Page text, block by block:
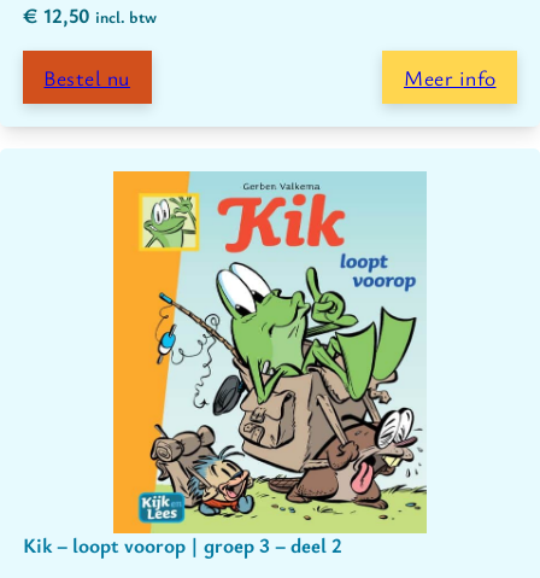
€ 12,50 incl. btw
Bestel nu Meer info
Kik – loopt voorop | groep 3 – deel 2